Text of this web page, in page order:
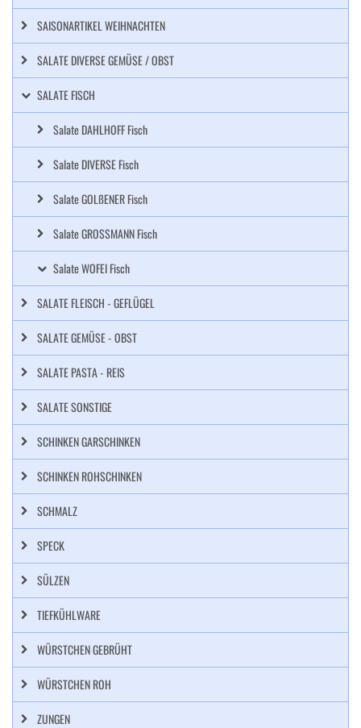
SAISONARTIKEL WEIHNACHTEN
SALATE DIVERSE GEMÜSE / OBST
SALATE FISCH
Salate DAHLHOFF Fisch
Salate DIVERSE Fisch
Salate GOLßENER Fisch
Salate GROSSMANN Fisch
Salate WOFEI Fisch
SALATE FLEISCH - GEFLÜGEL
SALATE GEMÜSE - OBST
SALATE PASTA - REIS
SALATE SONSTIGE
SCHINKEN GARSCHINKEN
SCHINKEN ROHSCHINKEN
SCHMALZ
SPECK
SÜLZEN
TIEFKÜHLWARE
WÜRSTCHEN GEBRÜHT
WÜRSTCHEN ROH
ZUNGEN